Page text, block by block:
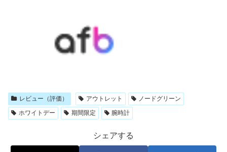
レビュー（評価） アウトレット
ノードグリーン
ホワイトデー
期間限定 腕時計
シェアする